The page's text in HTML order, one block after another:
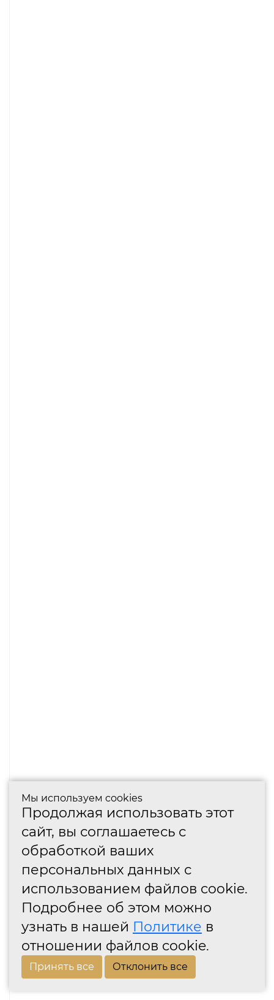
Мы используем cookies
Продолжая использовать этот
сайт, вы соглашаетесь с
обработкой ваших
персональных данных с
использованием файлов cookie.
Подробнее об этом можно
узнать в нашей Политике в
отношении файлов cookie.
Принять все Отклонить все